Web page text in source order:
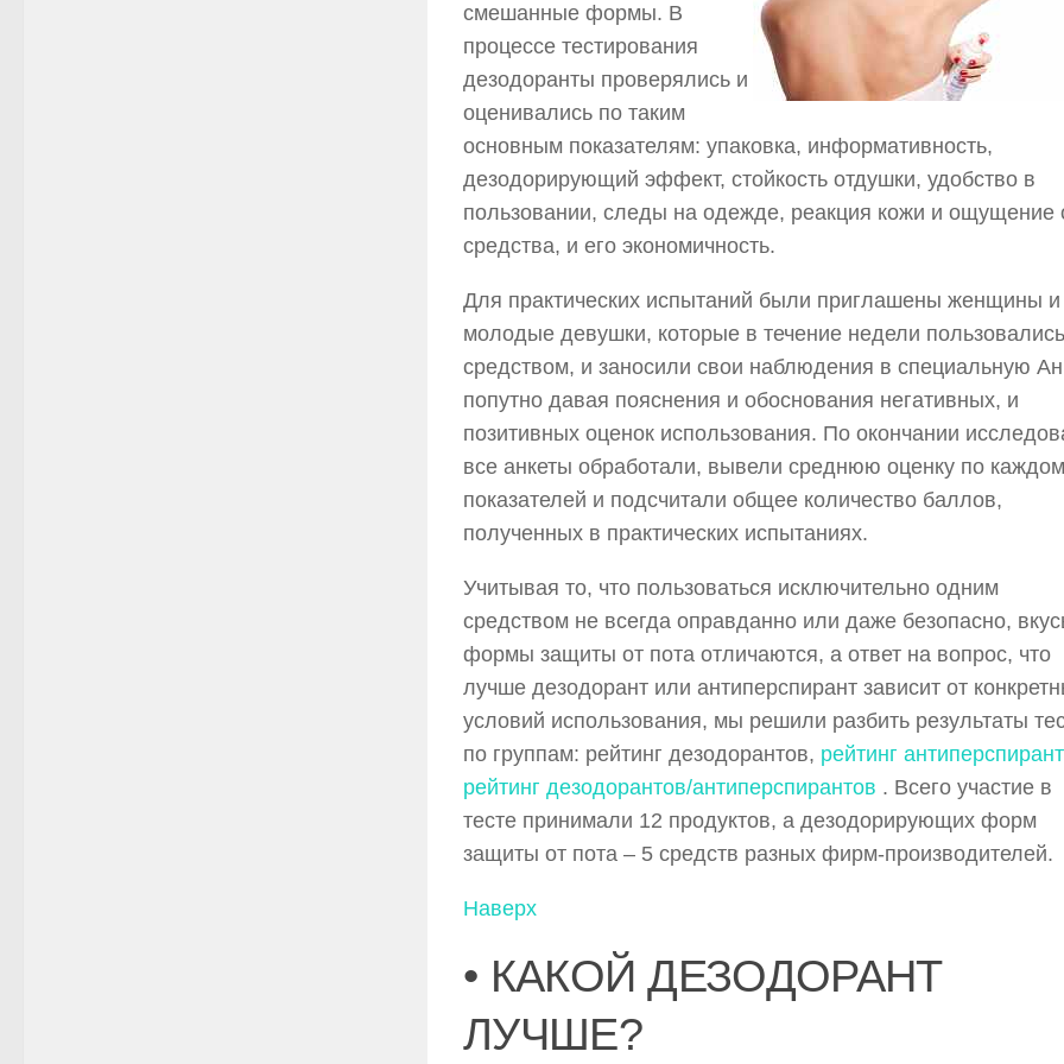
смешанные формы. В
процессе тестирования
дезодоранты проверялись и
оценивались по таким
основным показателям: упаковка, информативность,
дезодорирующий эффект, стойкость отдушки, удобство в
пользовании, следы на одежде, реакция кожи и ощущение
средства, и его экономичность.
Для практических испытаний были приглашены женщины и
молодые девушки, которые в течение недели пользовались
средством, и заносили свои наблюдения в специальную
попутно давая пояснения и обоснования негативных, и
позитивных оценок использования. По окончании
все анкеты обработали, вывели среднюю оценку по
показателей и подсчитали общее количество баллов,
полученных в практических испытаниях.
Учитывая то, что пользоваться исключительно одним
средством не всегда оправданно или даже безопасно,
формы защиты от пота отличаются, а ответ на вопрос, что
лучше дезодорант или антиперспирант зависит от
условий использования, мы решили разбить результаты
по группам: рейтинг дезодорантов, рейтинг
рейтинг дезодорантов/антиперспирантов . Всего участие в
тесте принимали 12 продуктов, а дезодорирующих форм
защиты от пота – 5 средств разных фирм-производителей.
Наверх
• КАКОЙ ДЕЗОДОРАНТ
ЛУЧШЕ?